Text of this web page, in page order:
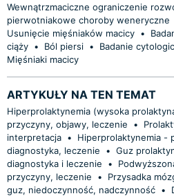
Wewnątrzmaciczne ograniczenie
pierwotniakowe choroby weneryczne
Usunięcie mięśniaków macicy •
ciąży • Ból piersi • Badanie
Mięśniaki macicy
ARTYKUŁY NA TEN TEMAT
Hiperprolaktynemia (wysoka
przyczyny, objawy, leczenie
•
interpretacja •
Hiperprolaktynemia -
diagnostyka, leczenie
• Guz
diagnostyka i leczenie
•
przyczyny, leczenie
•
Przysadka
guz, niedoczynność, nadczynność •